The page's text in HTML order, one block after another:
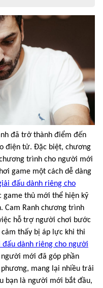
đã trở thành điểm đến
điện tử. Đặc biệt, chương
trình cho người mới
game một cách dễ dàng
đấu dành riêng cho
game thủ mới thể hiện kỹ
Cam Ranh chương trình
hỗ trợ người chơi bước
thấy bị áp lực khi thi
đấu dành riêng cho người
mới đã góp phần
mang lại nhiều trải
bạn là người mới bắt đầu,